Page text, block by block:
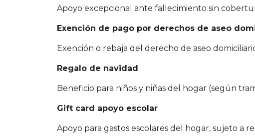
Apoyo excepcional ante fallecimiento sin
Exención de pago por derechos de aseo
Exención o rebaja del derecho de aseo
Regalo de navidad
Beneficio para niños y niñas del hogar (según
Gift card apoyo escolar
Apoyo para gastos escolares del hogar, sujeto a